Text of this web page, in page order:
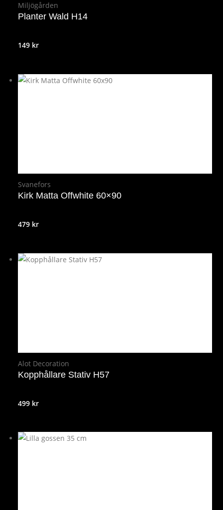
Miljögården
Planter Wald H14
149 kr
Svanefors
Kirk Matta Offwhite 60×90
479 kr
Alot Decoration
Kopphållare Stativ H57
499 kr